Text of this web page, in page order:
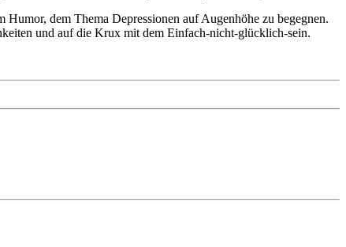
dem Thema Depressionen auf Augenhöhe zu begegnen.
und auf die Krux mit dem Einfach-nicht-glücklich-sein.